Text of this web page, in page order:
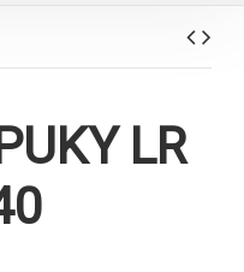
LR